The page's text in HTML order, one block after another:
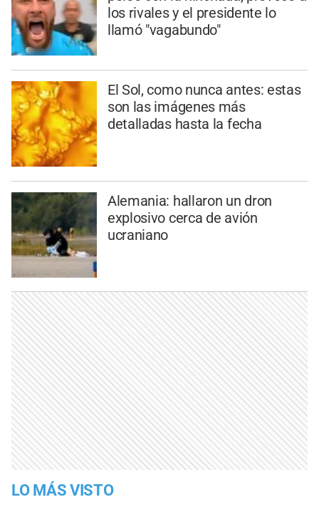
los rivales y el presidente lo
llamó "vagabundo"
El Sol, como nunca antes: estas
son las imágenes más
detalladas hasta la fecha
Alemania: hallaron un dron
explosivo cerca de avión
ucraniano
LO MÁS VISTO